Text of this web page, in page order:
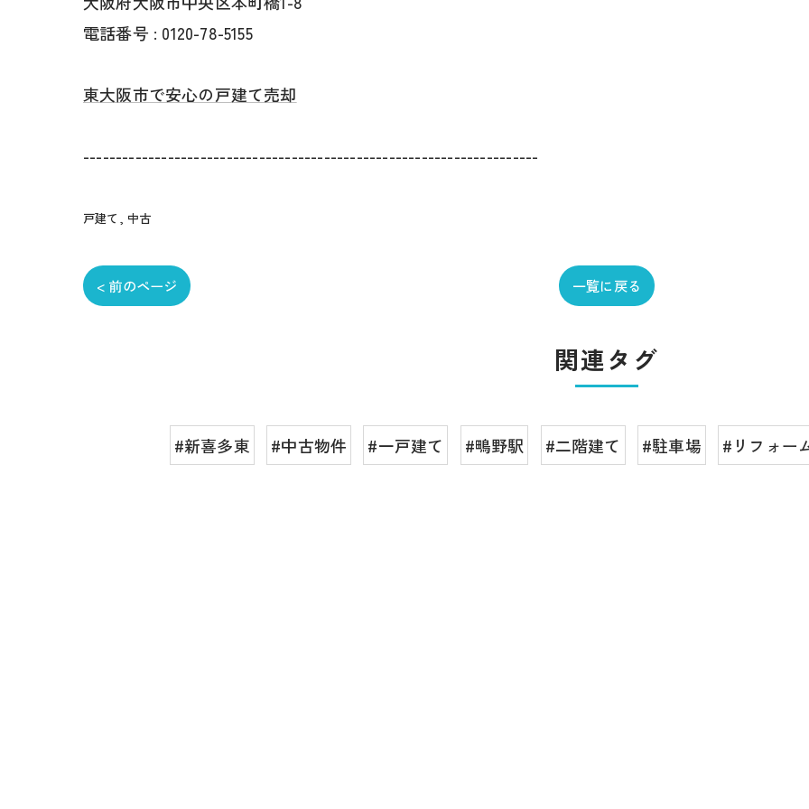
電話番号 : 0120-78-5155
東大阪市で安心の戸建て売却
----------------------------------------------------------------------
戸建て 中古
< 前のページ 一覧に戻る
関連タグ
#新喜多東 #中古物件 #一戸建て #鴫野駅 #二階建て #駐車場 #リフォー